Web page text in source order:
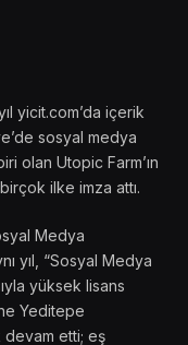
yicit.com’da içerik
sosyal medya
olan Utopic Farm’ın
ilke imza attı.
Medya
yıl, “Sosyal Medya
yüksek lisans
Yeditepe
devam etti; eş